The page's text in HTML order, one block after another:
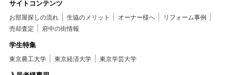
サイトコンテンツ
お部屋探しの流れ 生協のメリット オーナー様へ
リフォーム事例
売却査定
府中の街情報
学生特集
東京農工大学 東京経済大学 東京学芸大学